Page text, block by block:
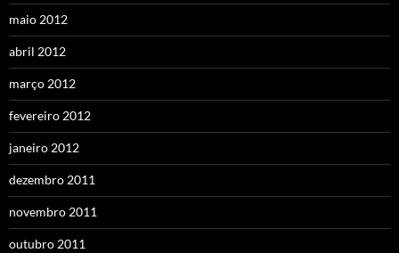
maio 2012
abril 2012
março 2012
fevereiro 2012
janeiro 2012
dezembro 2011
novembro 2011
outubro 2011